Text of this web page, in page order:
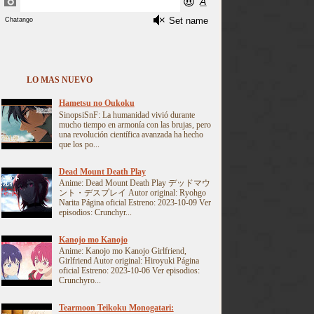
LO MAS NUEVO
Hametsu no Oukoku
SinopsiSnF: La humanidad vivió durante
mucho tiempo en armonía con las brujas, pero
una revolución científica avanzada ha hecho
que los po...
Dead Mount Death Play
Anime: Dead Mount Death Play デッドマウ
ント・デスプレイ Autor original: Ryohgo
Narita Página oficial Estreno: 2023-10-09 Ver
episodios: Crunchyr...
Kanojo mo Kanojo
Anime: Kanojo mo Kanojo Girlfriend,
Girlfriend Autor original: Hiroyuki Página
oficial Estreno: 2023-10-06 Ver episodios:
Crunchyro...
Tearmoon Teikoku Monogatari: